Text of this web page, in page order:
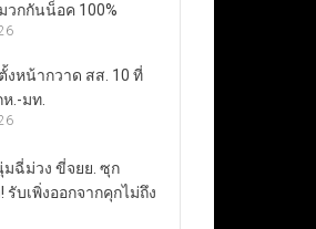
วกกันน็อค 100%
งหน้ากวาด สส. 10 ที่
.-มท.
ฉี่ม่วง ขี่จยย. ซุก
รับเพิ่งออกจากคุกไม่ถึง